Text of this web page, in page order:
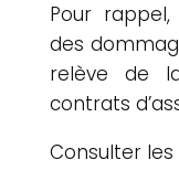
Pour rappel,
des
relève de
contrats
Consulter